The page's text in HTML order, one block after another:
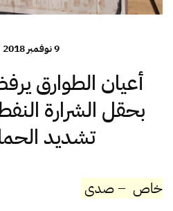
9 نوفمبر 2018
أعيان الطوارق
بحقل الشرارة
تشديد
خاص – صدى